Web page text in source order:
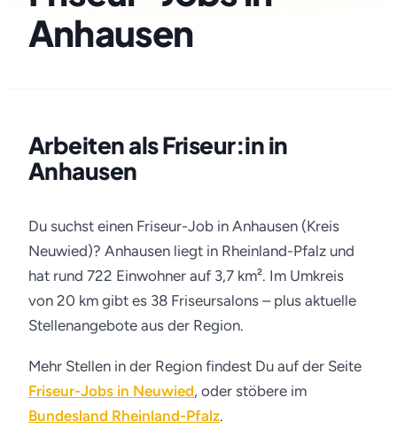
Marken
Anhausen
Arbeiten als Friseur:in in
Anhausen
Du suchst einen Friseur-Job in Anhausen (Kreis
Neuwied)? Anhausen liegt in Rheinland-Pfalz und
hat rund 722 Einwohner auf 3,7 km². Im Umkreis
von 20 km gibt es 38 Friseursalons – plus aktuelle
Stellenangebote aus der Region.
Mehr Stellen in der Region findest Du auf der Seite
Friseur-Jobs in Neuwied, oder stöbere im
Bundesland Rheinland-Pfalz.